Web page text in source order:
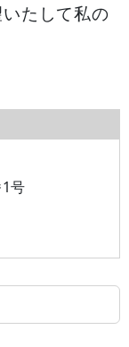
たして私の
号